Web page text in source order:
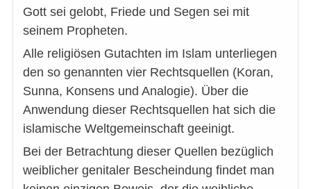
Gott sei gelobt, Friede und Segen sei mit
seinem Propheten.
Alle religiösen Gutachten im Islam unterliegen
den so genannten vier Rechtsquellen (Koran,
Sunna, Konsens und Analogie). Über die
Anwendung dieser Rechtsquellen hat sich die
islamische Weltgemeinschaft geeinigt.
Bei der Betrachtung dieser Quellen bezüglich
weiblicher genitaler Bescheindung findet man